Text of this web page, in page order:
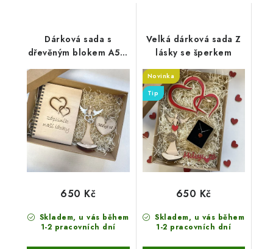
Dárková sada s
dřevěným blokem A5 Z
lásky
Skladem, u vás během
1-2 pracovních dní
650 Kč
Velká dárková sada Z
lásky se šperkem
Novinka
Tip
Skladem, u vás během
1-2 pracovních dní
650 Kč